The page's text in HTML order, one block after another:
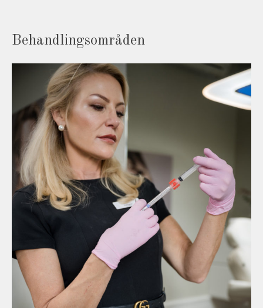
Behandlingsområden